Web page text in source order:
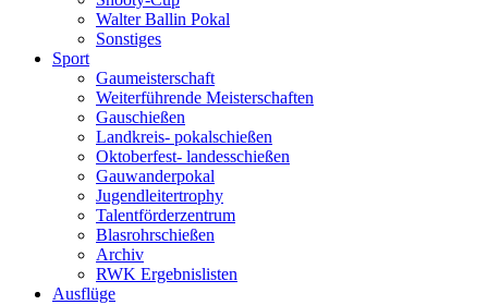
Walter Ballin Pokal
Sonstiges
Sport
Gaumeisterschaft
Weiterführende Meisterschaften
Gauschießen
Landkreis- pokalschießen
Oktoberfest- landesschießen
Gauwanderpokal
Jugendleitertrophy
Talentförderzentrum
Blasrohrschießen
Archiv
RWK Ergebnislisten
Ausflüge